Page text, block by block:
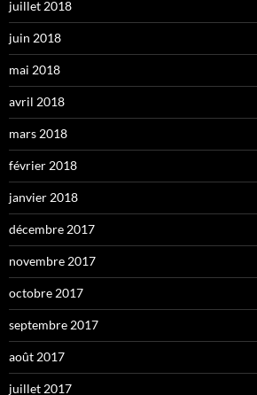
juillet 2018
juin 2018
mai 2018
avril 2018
mars 2018
février 2018
janvier 2018
décembre 2017
novembre 2017
octobre 2017
septembre 2017
août 2017
juillet 2017